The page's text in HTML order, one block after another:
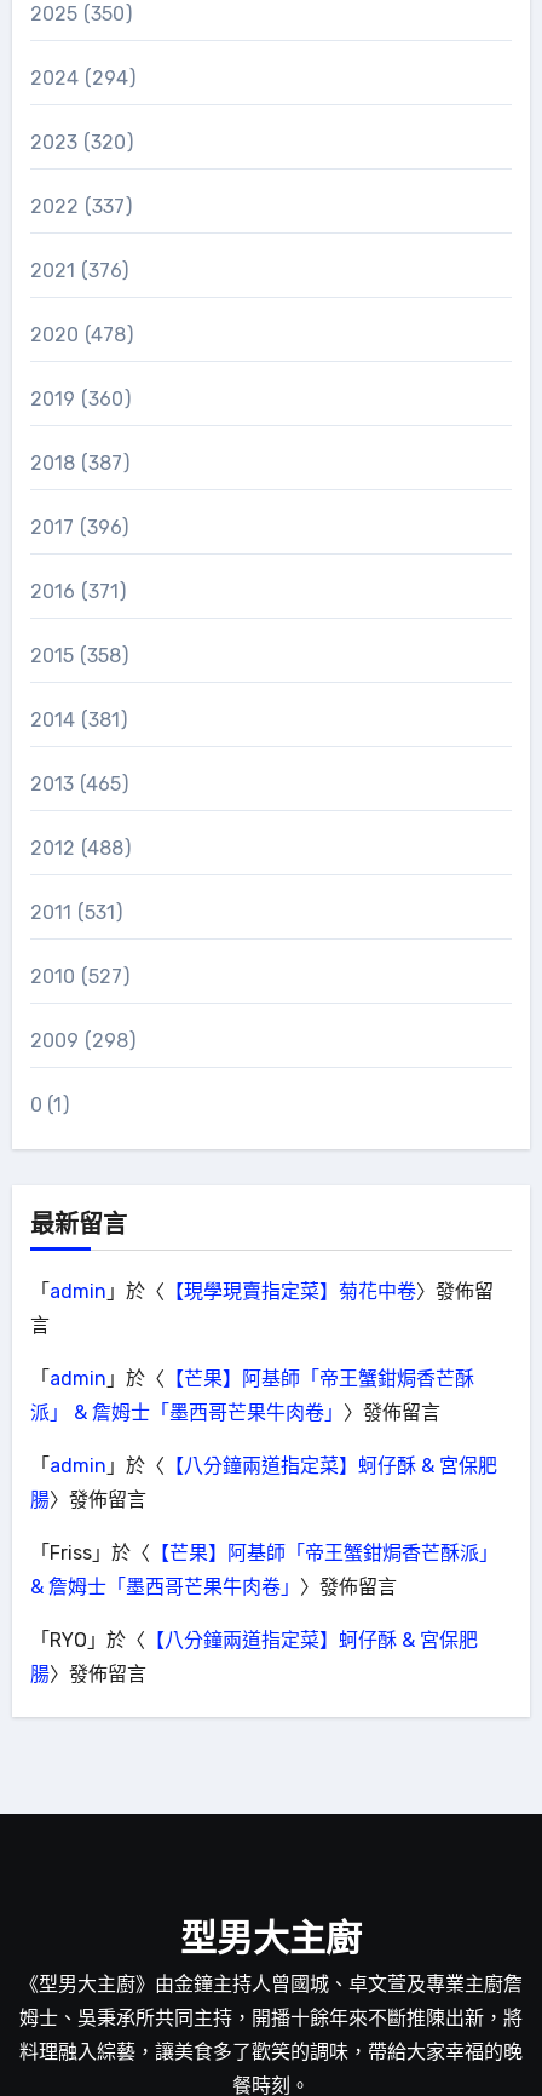
2025 (350)
2024 (294)
2023 (320)
2022 (337)
2021 (376)
2020 (478)
2019 (360)
2018 (387)
2017 (396)
2016 (371)
2015 (358)
2014 (381)
2013 (465)
2012 (488)
2011 (531)
2010 (527)
2009 (298)
0 (1)
最新留言
「admin 」於〈 【現學現賣指定菜】菊花中卷〉發佈留
言
「admin 」於〈 【芒果】阿基師「帝王蟹鉗焗香芒酥
派」 & 詹姆士「墨西哥芒果牛肉卷」 〉發佈留言
「admin 」於〈 【八分鐘兩道指定菜】蚵仔酥 & 宮保肥
腸〉發佈留言
「Friss」於〈 【芒果】阿基師「帝王蟹鉗焗香芒酥派」
& 詹姆士「墨西哥芒果牛肉卷」 〉發佈留言
「RYO 」於〈 【八分鐘兩道指定菜】蚵仔酥 & 宮保肥
腸〉發佈留言
型男大主廚
《型男大主廚》由金鐘主持人曾國城、卓文萱及專業主廚詹
姆士、吳秉承所共同主持，開播十餘年來不斷推陳出新，將
料理融入綜藝，讓美食多了歡笑的調味，帶給大家幸福的晚
餐時刻。